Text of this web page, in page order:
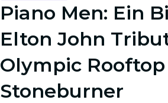
Piano Men: Ein
Elton John
Olympic
Stoneburner